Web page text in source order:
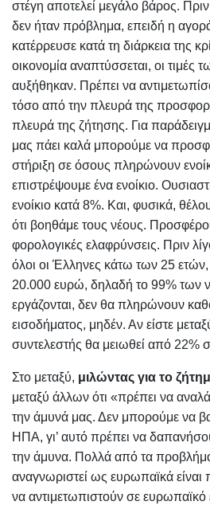
στέγη αποτελεί μεγάλο βάρος.
δεν ήταν πρόβλημα, επειδή η
κατέρρευσε κατά τη διάρκεια της
οικονομία αναπτύσσεται, οι τιμές
αυξήθηκαν. Πρέπει να
τόσο από την πλευρά της
πλευρά της ζήτησης. Για
μας πάει καλά μπορούμε να
στήριξη σε όσους πληρώνουν
επιστρέψουμε ένα ενοίκιο.
ενοίκιο κατά 8%. Και, φυσικά,
ότι βοηθάμε τους νέους.
φορολογικές ελαφρύνσεις. Πριν
όλοι οι Έλληνες κάτω των 25
20.000 ευρώ, δηλαδή το 99% των
εργάζονται, δεν θα πληρώνουν
εισοδήματος, μηδέν. Αν είστε
συντελεστής θα μειωθεί από 22%
Στο μεταξύ, μιλώντας για το
μεταξύ άλλων ότι «πρέπει να
την άμυνά μας. Δεν μπορούμε να
ΗΠΑ, γι’ αυτό πρέπει να
την άμυνα. Πολλά από τα
αναγνωριστεί ως ευρωπαϊκά είναι
να αντιμετωπιστούν σε ευρωπαϊκό